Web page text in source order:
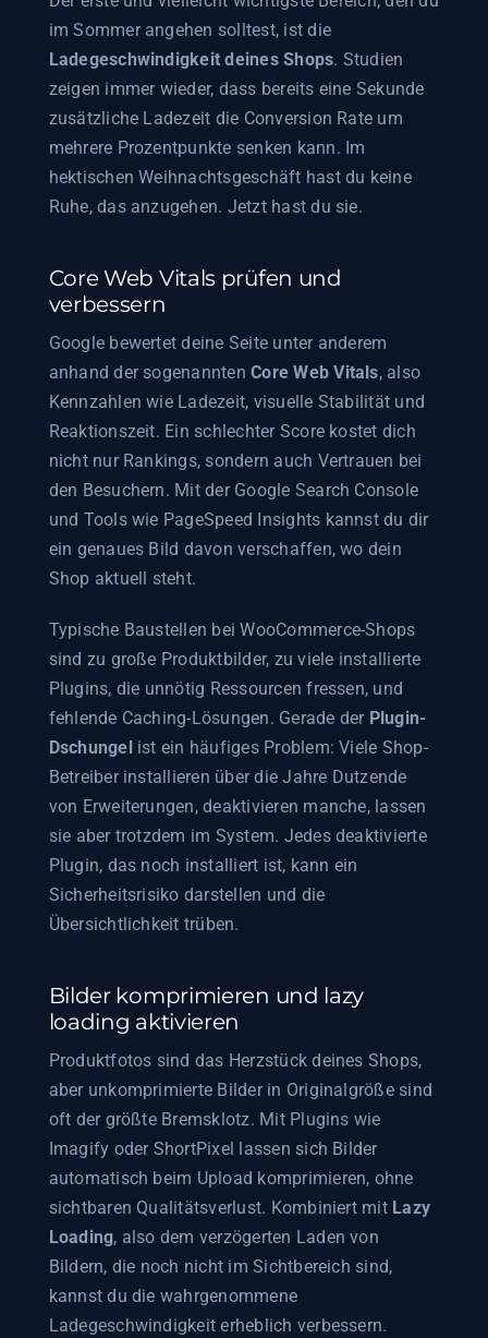
im Sommer angehen solltest, ist die
Ladegeschwindigkeit deines Shops. Studien
zeigen immer wieder, dass bereits eine Sekunde
zusätzliche Ladezeit die Conversion Rate um
mehrere Prozentpunkte senken kann. Im
hektischen Weihnachtsgeschäft hast du keine
Ruhe, das anzugehen. Jetzt hast du sie.
Core Web Vitals prüfen und
verbessern
Google bewertet deine Seite unter anderem
anhand der sogenanntenCore Web Vitals, also
Kennzahlen wie Ladezeit, visuelle Stabilität und
Reaktionszeit. Ein schlechter Score kostet dich
nicht nur Rankings, sondern auch Vertrauen bei
den Besuchern. Mit der Google Search Console
und Tools wie PageSpeed Insights kannst du dir
ein genaues Bild davon verschaffen, wo dein
Shop aktuell steht.
Typische Baustellen bei WooCommerce-Shops
sind zu große Produktbilder, zu viele installierte
Plugins, die unnötig Ressourcen fressen, und
fehlende Caching-Lösungen. Gerade der Plugin-
Dschungel ist ein häufiges Problem: Viele Shop-
Betreiber installieren über die Jahre Dutzende
von Erweiterungen, deaktivieren manche, lassen
sie aber trotzdem im System. Jedes deaktivierte
Plugin, das noch installiert ist, kann ein
Sicherheitsrisiko darstellen und die
Übersichtlichkeit trüben.
Bilder komprimieren und lazy
loading aktivieren
Produktfotos sind das Herzstück deines Shops,
aber unkomprimierte Bilder in Originalgröße sind
oft der größte Bremsklotz. Mit Plugins wie
Imagify oder ShortPixel lassen sich Bilder
automatisch beim Upload komprimieren, ohne
sichtbaren Qualitätsverlust. Kombiniert mit Lazy
Loading, also dem verzögerten Laden von
Bildern, die noch nicht im Sichtbereich sind,
kannst du die wahrgenommene
Ladegeschwindigkeit erheblich verbessern.